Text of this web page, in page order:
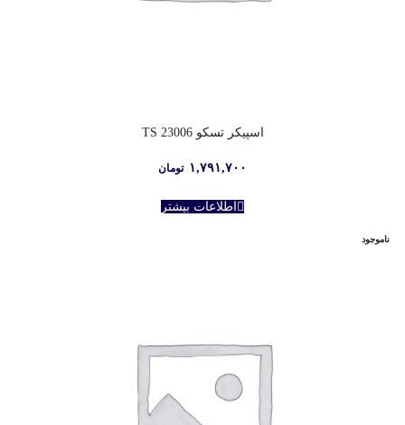
اسپیکر تسکو TS 23006
۱,۷۹۱,۷۰۰ تومان
اطلاعات بیشتر
ناموجود